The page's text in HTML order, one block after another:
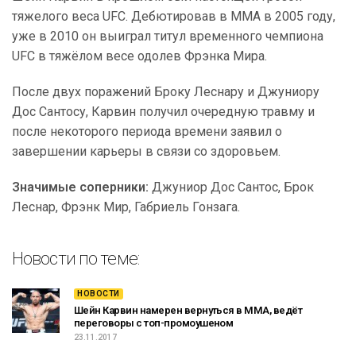
тяжелого веса UFC. Дебютировав в ММА в 2005 году,
уже в 2010 он выиграл титул временного чемпиона
UFC в тяжёлом весе одолев Фрэнка Мира.
После двух поражений Броку Леснару и Джуниору
Дос Сантосу, Карвин получил очередную травму и
после некоторого периода времени заявил о
завершении карьеры в связи со здоровьем.
Значимые соперники: Джуниор Дос Сантос, Брок
Леснар, Фрэнк Мир, Габриель Гонзага.
Новости по теме:
НОВОСТИ
Шейн Карвин намерен вернуться в ММА, ведёт
переговоры с топ-промоушеном
23.11.2017